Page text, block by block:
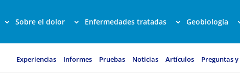
Sobre el dolor Enfermedades tratadas Geobiología
Experiencias Informes Pruebas Noticias Artículos Preguntas